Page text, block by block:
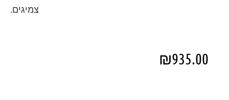
צמיגים.
₪935.00